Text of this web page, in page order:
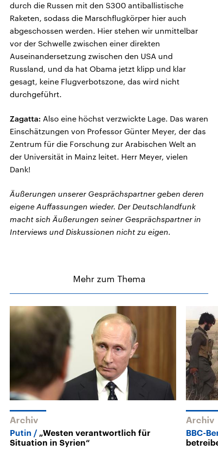
durch die Russen mit den S300 antiballistische
Raketen, sodass die Marschflugkörper hier auch
abgeschossen werden. Hier stehen wir unmittelbar
vor der Schwelle zwischen einer direkten
Auseinandersetzung zwischen den USA und
Russland, und da hat Obama jetzt klipp und klar
gesagt, keine Flugverbotszone, das wird nicht
durchgeführt.
Zagatta: Also eine höchst verzwickte Lage. Das waren
Einschätzungen von Professor Günter Meyer, der das
Zentrum für die Forschung zur Arabischen Welt an
der Universität in Mainz leitet. Herr Meyer, vielen
Dank!
Äußerungen unserer Gesprächspartner geben deren
eigene Auffassungen wieder. Der Deutschlandfunk
macht sich Äußerungen seiner Gesprächspartner in
Interviews und Diskussionen nicht zu eigen.
Mehr zum Thema
Archiv
Putin
„Westen verantwortlich für
Situation in Syrien“
Archiv
BBC-